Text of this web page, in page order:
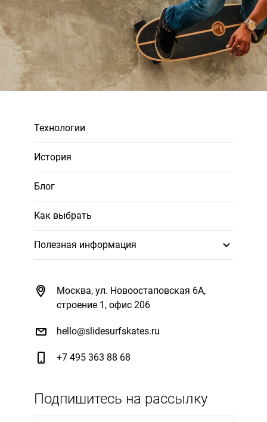
Москва, ул. Новоостаповская 6А,
строение 1, офис 206
hello@slidesurfskates.ru
+7 495 363 88 68
Технологии
История
Блог
Как выбрать
Полезная информация
Подпишитесь на рассылку